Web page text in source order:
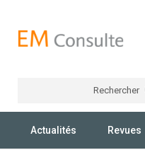
Rechercher
Actualités Revues